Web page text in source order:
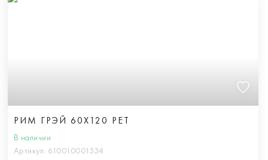
РИМ ГРЭЙ 60X120 РЕТ
В наличии
Артикул: 610010001534